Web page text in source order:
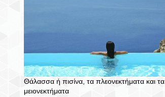
Θάλασσα ή πισίνα, τα πλεονεκτήματα και τα
μειονεκτήματα